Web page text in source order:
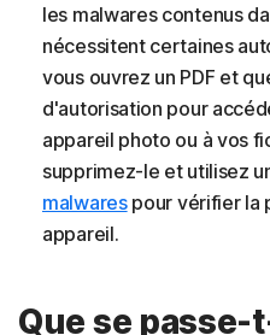
les malwares contenus
nécessitent certaines
vous ouvrez un PDF et
d'autorisation pour
appareil photo ou à vos
supprimez-le et utilisez
malwarespour vérifier la
appareil.
Que se passe-